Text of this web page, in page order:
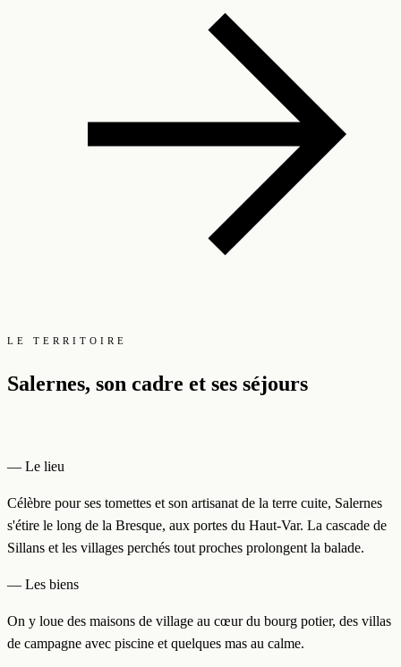
LE TERRITOIRE
Salernes, son cadre et ses séjours
— Le lieu
Célèbre pour ses tomettes et son artisanat de la terre cuite, Salernes
s'étire le long de la Bresque, aux portes du Haut-Var. La cascade de
Sillans et les villages perchés tout proches prolongent la balade.
— Les biens
On y loue des maisons de village au cœur du bourg potier, des villas
de campagne avec piscine et quelques mas au calme.